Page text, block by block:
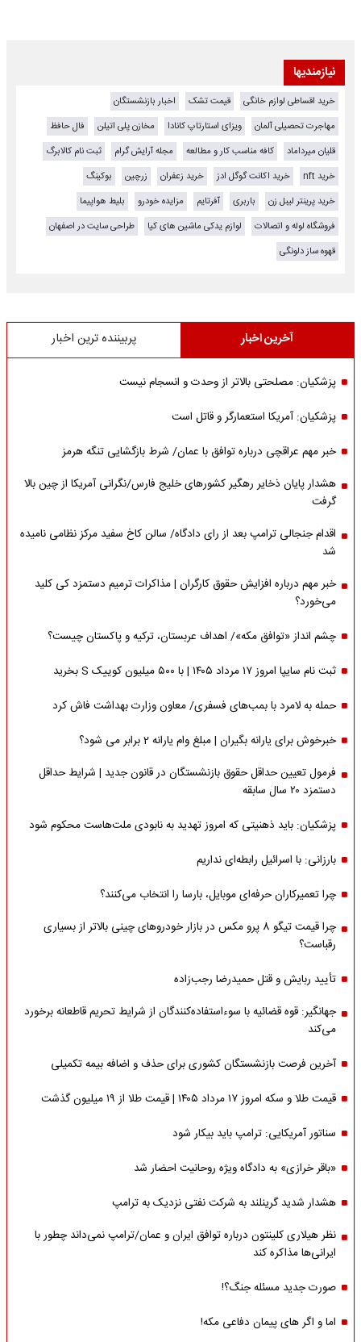
نیازمندیها
خرید اقساطی لوازم خانگی قیمت تشک
اخبار بازنشستگان
مهاجرت تحصیلی آلمان
ویزای استارتاپ کانادا مخازن پلی اتیلن
فال حافظ
قلیان میرداماد
کافه مناسب کار و مطالعه مجله آرایش گرام
ثبت نام کالابرگ
خرید nft
خرید اکانت گوگل ادز خرید زعفران زرچین
بوکینگ
خرید پرینتر لیبل زن
باربری آفرتایم مزایده خودرو
بلیط هواپیما
فروشگاه لوله و اتصالات
لوازم یدکی ماشین های کیا
طراحی سایت در اصفهان
قهوه ساز دلونگی
آخرین اخبار پربیننده ترین اخبار
پزشکیان: مصلحتی بالاتر از وحدت و انسجام نیست
پزشکیان: آمریکا استعمارگر و قاتل است
خبر مهم عراقچی درباره توافق با عمان/ شرط بازگشایی تنگه هرمز
هشدار پایان ذخایر رهگیر کشورهای خلیج فارس/نگرانی آمریکا از چین بالا
گرفت
اقدام جنجالی ترامپ بعد از رای دادگاه/ سالن کاخ سفید مرکز نظامی نامیده
شد
خبر مهم درباره افزایش حقوق کارگران | مذاکرات ترمیم دستمزد کی کلید
می‌خورد؟
چشم انداز «توافق مکه»/ اهداف عربستان، ترکیه و پاکستان چیست؟
ثبت نام سایپا امروز ۱۷ مرداد ۱۴۰۵ | با ۵۰۰ میلیون کوییک S بخرید
حمله به لامرد با بمب‌های فسفری/ معاون وزارت بهداشت فاش کرد
خبرخوش برای یارانه بگیران | مبلغ وام یارانه 2 برابر می شود؟
فرمول تعیین حداقل حقوق بازنشستگان در قانون جدید | شرایط حداقل
دستمزد ۲۰ سال سابقه
پزشکیان: باید ذهنیتی که امروز تهدید به نابودی ملت‌هاست محکوم شود
بارزانی: با اسرائیل رابطه‌ای نداریم
چرا تعمیرکاران حرفه‌ای موبایل، بارسا را انتخاب می‌کنند؟
چرا قیمت تیگو 8 پرو مکس در بازار خودروهای چینی بالاتر از بسیاری
رقباست؟
تأیید ربایش و قتل حمیدرضا رجب‌زاده
جهانگیر: قوه قضائیه با سوءاستفاده‌کنندگان از شرایط تحریم قاطعانه برخورد
می‌کند
آخرین فرصت بازنشستگان کشوری برای حذف و اضافه بیمه تکمیلی
قیمت طلا و سکه امروز ۱۷ مرداد ۱۴۰۵ | قیمت طلا از ۱۹ میلیون گذشت
سناتور آمریکایی: ترامپ باید بیکار شود
«باقر خرازی» به دادگاه ویژه روحانیت احضار شد
هشدار شدید گرینلند به شرکت نفتی نزدیک به ترامپ
نظر هیلاری کلینتون درباره توافق ایران و عمان/ترامپ نمی‌داند چطور با
ایرانی‌ها مذاکره کند
صورت جدید مسئله جنگ؟!
اما و اگر های پیمان دفاعی مکه!